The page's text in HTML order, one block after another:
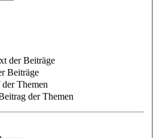
der Beiträge
Beiträge
Themen
der Themen